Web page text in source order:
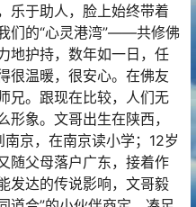
乐于助人，脸上始终带着
们的“心灵港湾”——共修佛
地护持，数年如一日，任
很温暖，很安心。在佛友
兄。跟现在比较，人们无
象。文哥出生在陕西，
京，在南京读小学；12岁
随父母落户广东，接着作
发达的传说影响，文哥毅